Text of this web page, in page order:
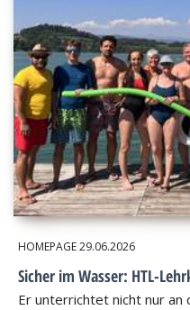
HOMEPAGE29.06.2026
Sicher im Wasser: HTL-
Er unterrichtet nicht nur